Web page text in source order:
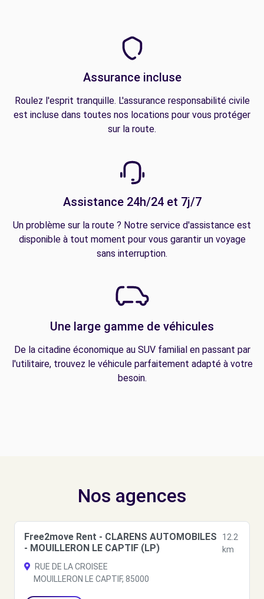
Assurance incluse
Roulez l'esprit tranquille. L'assurance responsabilité civile
est incluse dans toutes nos locations pour vous protéger
sur la route.
Assistance 24h/24 et 7j/7
Un problème sur la route ? Notre service d'assistance est
disponible à tout moment pour vous garantir un voyage
sans interruption.
Une large gamme de véhicules
De la citadine économique au SUV familial en passant par
l'utilitaire, trouvez le véhicule parfaitement adapté à votre
besoin.
Nos agences
Free2move Rent - CLARENS AUTOMOBILES
- MOUILLERON LE CAPTIF (LP)
12.2
km
RUE DE LA CROISEE
MOUILLERON LE CAPTIF, 85000